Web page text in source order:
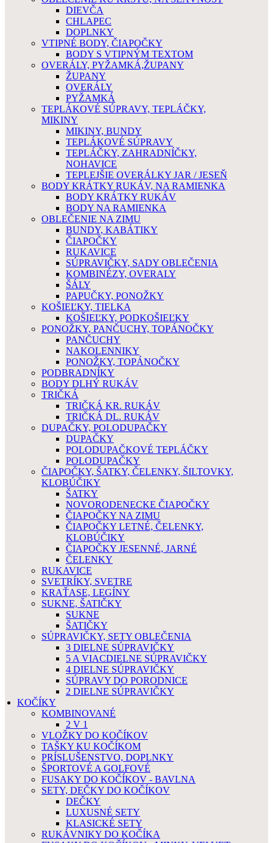
DIEVČA
CHLAPEC
DOPLNKY
VTIPNÉ BODY, ČIAPOČKY
BODY S VTIPNÝM TEXTOM
OVERÁLY, PYŽAMKÁ,ŽUPANY
ŽUPANY
OVERÁLY
PYŽAMKÁ
TEPLÁKOVÉ SÚPRAVY, TEPLÁČKY,
MIKINY
MIKINY, BUNDY
TEPLÁKOVÉ SÚPRAVY
TEPLÁČKY, ZAHRADNÍČKY,
NOHAVICE
TEPLEJŠIE OVERÁLKY JAR / JESEŇ
BODY KRÁTKY RUKÁV, NA RAMIENKA
BODY KRÁTKY RUKÁV
BODY NA RAMIENKA
OBLEČENIE NA ZIMU
BUNDY, KABÁTIKY
ČIAPOČKY
RUKAVICE
SÚPRAVIČKY, SADY OBLEČENIA
KOMBINÉZY, OVERALY
ŠÁLY
PAPUČKY, PONOŽKY
KOŠIEĽKY, TIELKA
KOŠIEĽKY, PODKOŠIEĽKY
PONOŽKY, PANČUCHY, TOPÁNOČKY
PANČUCHY
NAKOLENNIKY
PONOŽKY, TOPÁNOČKY
PODBRADNÍKY
BODY DLHÝ RUKÁV
TRIČKÁ
TRIČKÁ KR. RUKÁV
TRIČKÁ DL. RUKÁV
DUPAČKY, POLODUPAČKY
DUPAČKY
POLODUPAČKOVÉ TEPLÁČKY
POLODUPAČKY
ČIAPOČKY, ŠATKY, ČELENKY, ŠILTOVKY,
KLOBÚČIKY
ŠATKY
NOVORODENECKE ČIAPOČKY
ČIAPOČKY NA ZIMU
ČIAPOČKY LETNÉ, ČELENKY,
KLOBÚČIKY
ČIAPOČKY JESENNÉ, JARNÉ
ČELENKY
RUKAVICE
SVETRÍKY, SVETRE
KRAŤASE, LEGÍNY
SUKNE, ŠATIČKY
SUKNE
ŠATIČKY
SÚPRAVIČKY, SETY OBLEČENIA
3 DIELNE SÚPRAVIČKY
5 A VIACDIELNE SÚPRAVIČKY
4 DIELNE SÚPRAVIČKY
SÚPRAVY DO PORODNICE
2 DIELNE SÚPRAVIČKY
KOČÍKY
KOMBINOVANÉ
2 V 1
VLOŽKY DO KOČÍKOV
TAŠKY KU KOČÍKOM
PRÍSLUŠENSTVO, DOPLNKY
ŠPORTOVÉ A GOLFOVÉ
FUSAKY DO KOČÍKOV - BAVLNA
SETY, DEČKY DO KOČÍKOV
DEČKY
LUXUSNÉ SETY
KLASICKÉ SETY
RUKÁVNIKY DO KOČÍKA